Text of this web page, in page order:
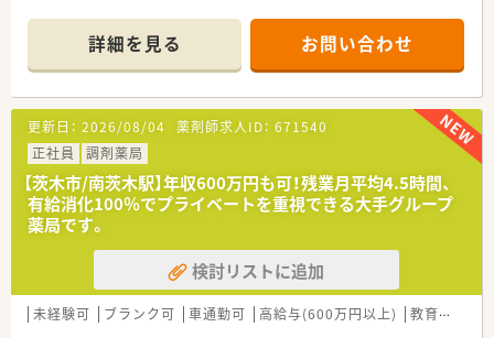
昇志向のある方を歓迎しております。
■他業種からの転職も可能で、特に意欲のある20代から30代の
方にぜひご活躍いただきたいです。
【やりがい/おすすめポイント】
■ドクターからの信頼が厚く、医療専門職として連携しながら地
域医療に貢献できる実感があります。
■新規オープンに一から携わることで、理想の薬局を仲間と共に
作り上げていくやりがいを感じられます。
■社員一人ひとりの頑張りをしっかりと評価し、給与や役職とい
った形で還元してくれる会社です。
【こんな方が活躍中】
■向上心が高く、自身のキャリアを着実にステップアップさせて
いきたい20代・30代の方が中心です。
詳細を見る お問い合わせ
更新日： 2026/08/04 薬剤師求人ID： 671540
正社員
調剤薬局
【茨木市/南茨木駅】年収600万円も可！残業月平均4.5時間、
有給消化100％でプライベートを重視できる大手グループ
薬局です。
検討リストに追加
未経験可 ブランク可 車通勤可 高給与(600万円以上) 教育制度あり